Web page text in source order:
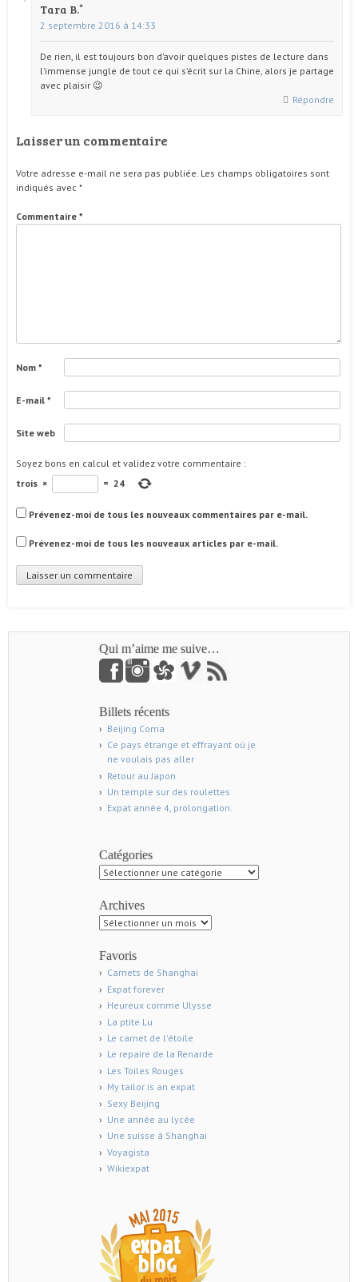
Tara B.
2 septembre 2016 à 14:33
De rien, il est toujours bon d’avoir quelques pistes de lecture dans
l’immense jungle de tout ce qui s’écrit sur la Chine, alors je partage
avec plaisir 😉
Répondre
Laisser un commentaire
Votre adresse e-mail ne sera pas publiée. Les champs obligatoires sont
indiqués avec *
Commentaire *
Nom *
E-mail *
Site web
Soyez bons en calcul et validez votre commentaire :
trois × = 24
Prévenez-moi de tous les nouveaux commentaires par e-mail.
Prévenez-moi de tous les nouveaux articles par e-mail.
Qui m’aime me suive…
Billets récents
Beijing Coma
Ce pays étrange et effrayant où je
ne voulais pas aller
Retour au Japon
Un temple sur des roulettes
Expat année 4, prolongation.
Catégories
Catégories
Archives
Archives
Favoris
Carnets de Shanghai
Expat forever
Heureux comme Ulysse
La ptite Lu
Le carnet de l'étoile
Le repaire de la Renarde
Les Toiles Rouges
My tailor is an expat
Sexy Beijing
Une année au lycée
Une suisse à Shanghai
Voyagista
Wikiexpat